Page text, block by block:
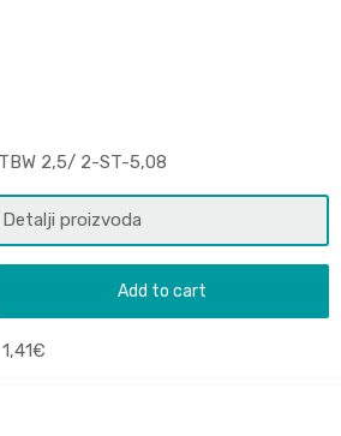
2,5/ 2-ST-5,08
Detalji proizvoda
Add to cart
1,41€